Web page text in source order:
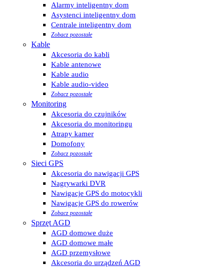
Alarmy inteligentny dom
Asystenci inteligentny dom
Centrale inteligentny dom
Zobacz pozostałe
Kable
Akcesoria do kabli
Kable antenowe
Kable audio
Kable audio-video
Zobacz pozostałe
Monitoring
Akcesoria do czujników
Akcesoria do monitoringu
Atrapy kamer
Domofony
Zobacz pozostałe
Sieci GPS
Akcesoria do nawigacji GPS
Nagrywarki DVR
Nawigacje GPS do motocykli
Nawigacje GPS do rowerów
Zobacz pozostałe
Sprzęt AGD
AGD domowe duże
AGD domowe małe
AGD przemysłowe
Akcesoria do urządzeń AGD